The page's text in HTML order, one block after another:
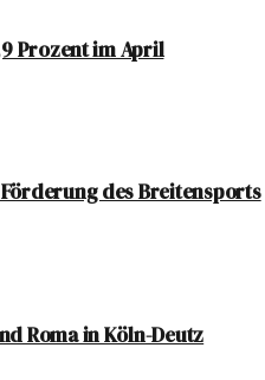
Prozent im April
des Breitensports
Roma in Köln-Deutz